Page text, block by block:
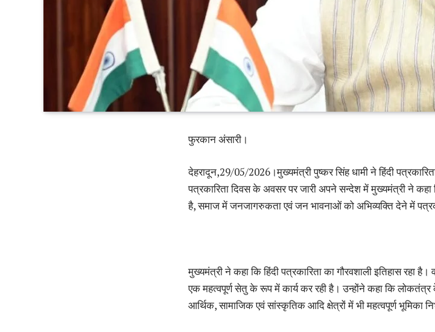
फुरकान अंसारी।
देहरादून,29/05/2026।मुख्यमंत्री पुष्कर सिंह धामी ने हिंदी
पत्रकारिता दिवस के अवसर पर जारी अपने सन्देश में मुख्यमंत्री ने
है, समाज में जनजागरुकता एवं जन भावनाओं को अभिव्यक्ति देने में
मुख्यमंत्री ने कहा कि हिंदी पत्रकारिता का गौरवशाली इतिहास रहा
एक महत्वपूर्ण सेतु के रूप में कार्य कर रही है। उन्होंने कहा कि
आर्थिक, सामाजिक एवं सांस्कृतिक आदि क्षेत्रों में भी महत्वपूर्ण भूमिका